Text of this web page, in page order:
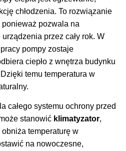
chłodzenia. To rozwiązanie
pozwala na
przez cały rok. W
pompy zostaje
ciepło z wnętrza budynku
temu temperatura w
całego systemu ochrony przed
stanowić klimatyzator,
temperaturę w
na nowoczesne,